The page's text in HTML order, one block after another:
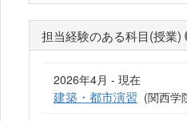
担当経験のある科目(授業)
2026年4月 - 現在
建築・都市演習 (関西学